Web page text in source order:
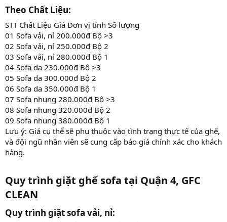
Theo Chất Liệu:​
STT Chất Liệu Giá Đơn vị tính Số lượng
01 Sofa vải, nỉ 200.000đ Bộ >3
02 Sofa vải, nỉ 250.000đ Bộ 2
03 Sofa vải, nỉ 280.000đ Bộ 1
04 Sofa da 230.000đ Bộ >3
05 Sofa da 300.000đ Bộ 2
06 Sofa da 350.000đ Bộ 1
07 Sofa nhung 280.000đ Bộ >3
08 Sofa nhung 320.000đ Bộ 2
09 Sofa nhung 380.000đ Bộ 1
Lưu ý: Giá cụ thể sẽ phụ thuộc vào tình trạng thực tế của ghế,
và đội ngũ nhân viên sẽ cung cấp báo giá chính xác cho khách
hàng.
Quy trình giặt ghế sofa tại Quận 4, GFC
CLEAN​
Quy trình giặt sofa vải, nỉ:​